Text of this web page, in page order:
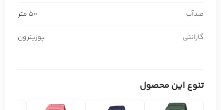
ضدآب 50 متر
گارانتی پوزیترون
تنوع این محصول